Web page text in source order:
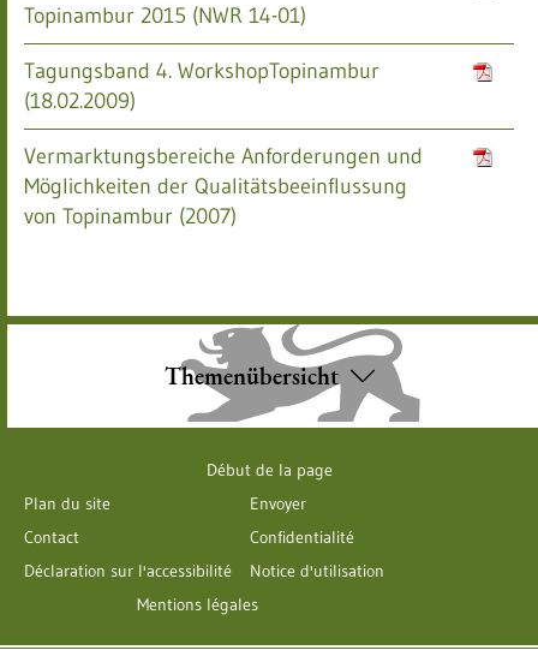
Topinambur 2015 (NWR 14-01)
Tagungsband 4. WorkshopTopinambur
(18.02.2009)
Vermarktungsbereiche Anforderungen und
Möglichkeiten der Qualitätsbeeinflussung
von Topinambur (2007)
Themenübersicht
Début de la page
Plan du site
Envoyer
Contact
Confidentialité
Déclaration sur l'accessibilité
Notice d'utilisation
Mentions légales